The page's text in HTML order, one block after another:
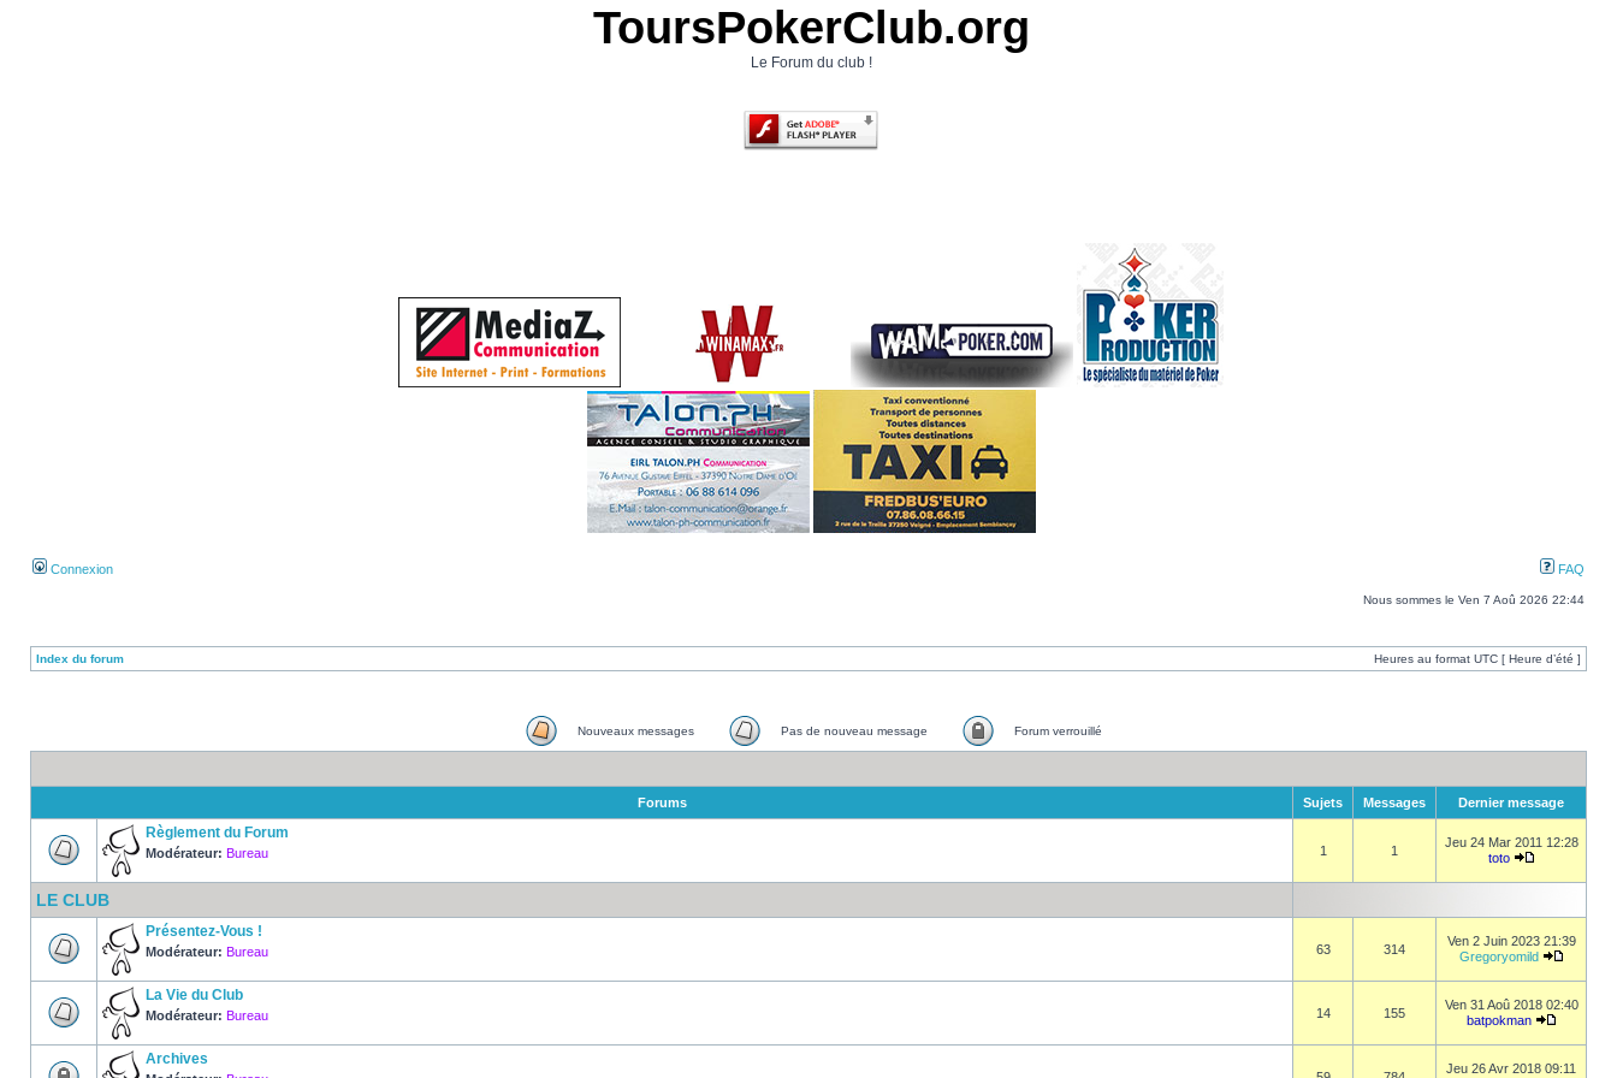
ToursPokerClub.org
Le Forum du club !
Connexion FAQ
Nous sommes le Ven 7 Aoû 2026 22:44
Index du forum Heures au format UTC [ Heure d’été ]
Nouveaux messages Pas de nouveau message Forum verrouillé
Forums Sujets Messages Dernier message
Règlement du Forum
Modérateur: Bureau 1 1
Jeu 24 Mar 2011 12:28
toto
LE CLUB
Présentez-Vous !
Modérateur: Bureau 63 314
Ven 2 Juin 2023 21:39
Gregoryomild
La Vie du Club
Modérateur: Bureau 14 155
Ven 31 Aoû 2018 02:40
batpokman
Archives
Jeu 26 Avr 2018 09:11